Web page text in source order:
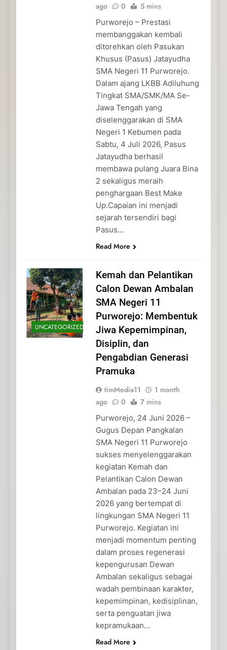
ago
0 5 mins
Purworejo – Prestasi
membanggakan kembali
ditorehkan oleh Pasukan
Khusus (Pasus) Jatayudha
SMA Negeri 11 Purworejo.
Dalam ajang LKBB Adiluhung
Tingkat SMA/SMK/MA Se-
Jawa Tengah yang
diselenggarakan di SMA
Negeri 1 Kebumen pada
Sabtu, 4 Juli 2026, Pasus
Jatayudha berhasil
membawa pulang Juara Bina
2 sekaligus meraih
penghargaan Best Make
Up.Capaian ini menjadi
sejarah tersendiri bagi
Pasus…
Read More
UNCATEGORIZED
Kemah dan Pelantikan
Calon Dewan Ambalan
SMA Negeri 11
Purworejo: Membentuk
Jiwa Kepemimpinan,
Disiplin, dan
Pengabdian Generasi
Pramuka
timMedia11
1 month
ago
0 7 mins
Purworejo, 24 Juni 2026 –
Gugus Depan Pangkalan
SMA Negeri 11 Purworejo
sukses menyelenggarakan
kegiatan Kemah dan
Pelantikan Calon Dewan
Ambalan pada 23–24 Juni
2026 yang bertempat di
lingkungan SMA Negeri 11
Purworejo. Kegiatan ini
menjadi momentum penting
dalam proses regenerasi
kepengurusan Dewan
Ambalan sekaligus sebagai
wadah pembinaan karakter,
kepemimpinan, kedisiplinan,
serta penguatan jiwa
kepramukaan…
Read More